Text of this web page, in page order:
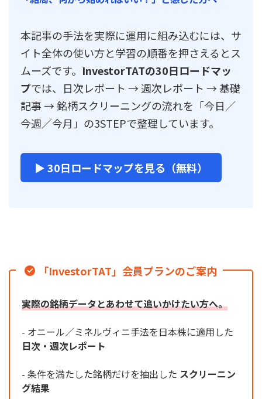
本記事の手法を実際に運用に組み込むには、サ
イト全体の使い方と学習の順番を押さえるとス
ムーズです。 InvestorTATの30日ロードマッ
プでは、日次レポート → 週次レポート → 基礎
記事 → 銘柄スクリーニングの流れを「今日／
今週／今月」の3STEPで整理しています。
▶ 30日ロードマップを見る（無料）
「InvestorTAT」会員プランのご案内
実際の銘柄データとあわせて追いかけたい方へ。
- オニール／ミネルヴィニ手法を日本株に適用した
日次・週次レポート
- 条件を満たした銘柄だけを抽出した スクリーニン
グ結果